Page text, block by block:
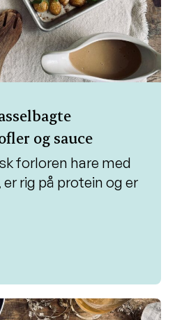
og sauce
forloren hare med
rig på protein og er